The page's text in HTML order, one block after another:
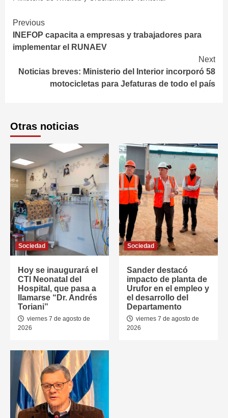
Continue
Reading
Previous
INEFOP capacita a empresas y trabajadores para
implementar el RUNAEV
Next
Noticias breves: Ministerio del Interior incorporó 58
motocicletas para Jefaturas de todo el país
Otras noticias
Sociedad
Hoy se inaugurará el
CTI Neonatal del
Hospital, que pasa a
llamarse “Dr. Andrés
Toriani”
viernes 7 de agosto de
2026
Sociedad
Sander destacó
impacto de planta de
Urufor en el empleo y
el desarrollo del
Departamento
viernes 7 de agosto de
2026